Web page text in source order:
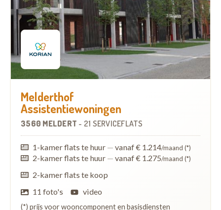
Melderthof
Assistentiewoningen
3560 MELDERT - 21 SERVICEFLATS
1-kamer flats te huur — vanaf € 1.214/maand (*)
2-kamer flats te huur — vanaf € 1.275/maand (*)
2-kamer flats te koop
11 foto's
video
(*) prijs voor wooncomponent en basisdiensten